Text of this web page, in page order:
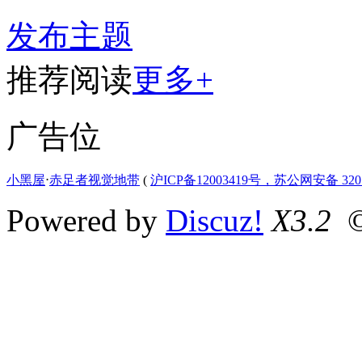
发布主题
推荐阅读更多+
广告位
小黑屋⋅赤足者视觉地带 ( 沪ICP备12003419号，苏公网安备
Powered by Discuz! X3.2